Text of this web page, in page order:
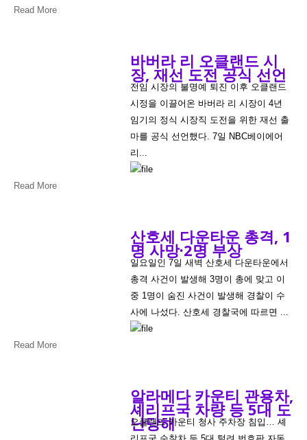
Read More
바버라 리 오클랜드 시
장, 재선 도전 공식 선언
전임 시장의 불명예 퇴진 이후 오클랜드
시정을 이끌어온 바버라 리 시장이 4년
임기의 정식 시장직 도전을 위한 재선 출
마를 공식 선언했다. 7일 NBC베이에어
리...
Read More
산호세 다운타운 총격, 1
명 사망·2명 부상
일요일인 7일 새벽 산호세 다운타운에서
총격 사건이 발생해 3명이 총에 맞고 이
중 1명이 숨진 사건이 발생해 경찰이 수
사에 나섰다. 산호세 경찰국에 따르면 ...
Read More
알라메다 카운티 관용차,
셰리프국 차량 등 5대 도
난당해
오클랜드 카운티 청사 주차장 침입… 셰
리프국 순찰차 등 5대 털려 번호판 자동